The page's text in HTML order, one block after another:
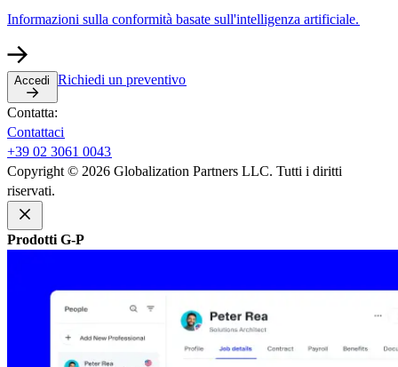
Informazioni sulla conformità basate sull'intelligenza artificiale.​​
Accedi​​ Richiedi un preventivo​​
Contatta:​​
Contattaci​​
+39 02 3061 0043​​
Copyright © 2026 Globalization Partners LLC. Tutti i diritti
riservati.​​
Prodotti G-P​​